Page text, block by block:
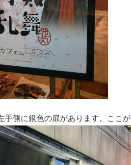
側に銀色の扉があります。ここ